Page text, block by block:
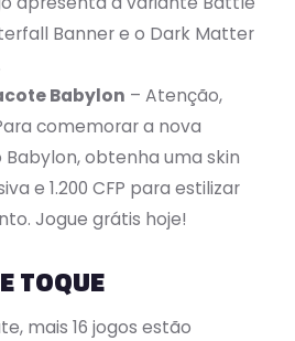
Banner e o Dark Matter
Babylon – Atenção,
comemorar a nova
obtenha uma skin
e 1.200 CFP para estilizar
Jogue grátis hoje!
TOQUE
mais 16 jogos estão